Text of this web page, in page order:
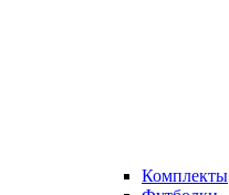
Комплекты